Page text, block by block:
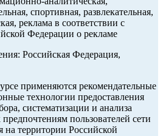
спортивная, развлекательная,
реклама в соответствии с
Федерации о рекламе
Российская Федерация,
применяются рекомендательные
технологии предоставления
систематизации и анализа
пользователей сети
территории Российской